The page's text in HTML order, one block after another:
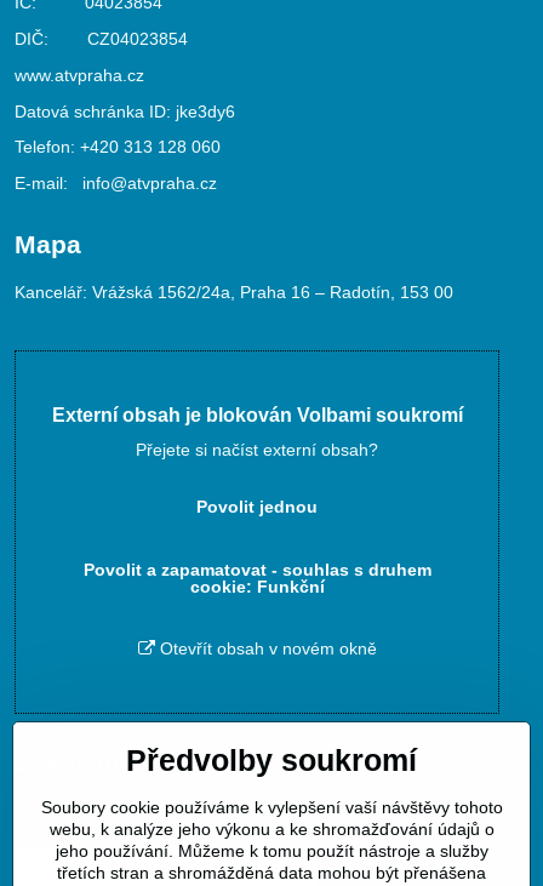
DIČ: CZ04023854
www.atvpraha.cz
Datová schránka ID: jke3dy6
Telefon: +420 313 128 060
E-mail: info@atvpraha.cz
Mapa
Kancelář: Vrážská 1562/24a, Praha 16 – Radotín, 153 00
Externí obsah je blokován Volbami soukromí
Přejete si načíst externí obsah?
Povolit jednou
Povolit a zapamatovat - souhlas s druhem
cookie: Funkční
Otevřít obsah v novém okně
Zavoláme Vám zpět
Váš telefon*
Předvolby soukromí
Soubory cookie používáme k vylepšení vaší návštěvy tohoto
webu, k analýze jeho výkonu a ke shromažďování údajů o
jeho používání. Můžeme k tomu použít nástroje a služby
třetích stran a shromážděná data mohou být přenášena